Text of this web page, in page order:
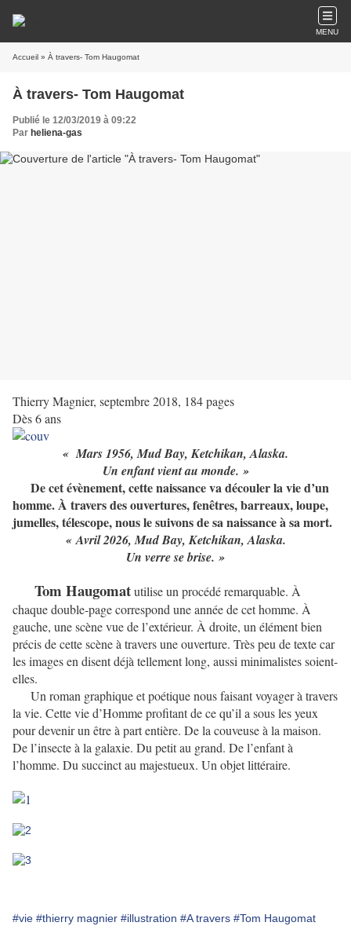
MENU
Accueil » À travers- Tom Haugomat
À travers- Tom Haugomat
Publié le 12/03/2019 à 09:22
Par heliena-gas
Thierry Magnier, septembre 2018, 184 pages
Dès 6 ans
« Mars 1956, Mud Bay, Ketchikan, Alaska.
Un enfant vient au monde. »
De cet évènement, cette naissance va découler la vie d’un
homme. À travers des ouvertures, fenêtres, barreaux, loupe,
jumelles, télescope, nous le suivons de sa naissance à sa mort.
« Avril 2026, Mud Bay, Ketchikan, Alaska.
Un verre se brise. »
Tom Haugomatutilise un procédé remarquable. À
chaque double-page correspond une année de cet homme. À
gauche, une scène vue de l’extérieur. À droite, un élément bien
précis de cette scène à travers une ouverture. Très peu de texte car
les images en disent déjà tellement long, aussi minimalistes soient-
elles.
Un roman graphique et poétique nous faisant voyager à travers
la vie. Cette vie d’Homme profitant de ce qu’il a sous les yeux
pour devenir un être à part entière. De la couveuse à la maison.
De l’insecte à la galaxie. Du petit au grand. De l’enfant à
l’homme. Du succinct au majestueux. Un objet littéraire.
#vie #thierry magnier #illustration #A travers #Tom Haugomat